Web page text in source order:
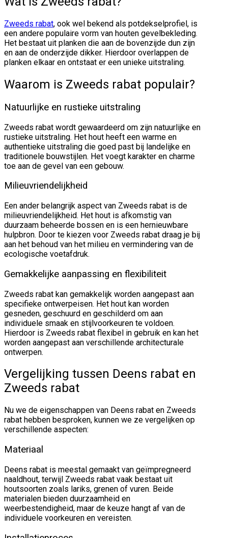
Zweeds rabat, ook wel bekend als potdekselprofiel, is
een andere populaire vorm van houten gevelbekleding.
Het bestaat uit planken die aan de bovenzijde dun zijn
en aan de onderzijde dikker. Hierdoor overlappen de
planken elkaar en ontstaat er een unieke uitstraling.
Waarom is Zweeds rabat populair?
Natuurlijke en rustieke uitstraling
Zweeds rabat wordt gewaardeerd om zijn natuurlijke en
rustieke uitstraling. Het hout heeft een warme en
authentieke uitstraling die goed past bij landelijke en
traditionele bouwstijlen. Het voegt karakter en charme
toe aan de gevel van een gebouw.
Milieuvriendelijkheid
Een ander belangrijk aspect van Zweeds rabat is de
milieuvriendelijkheid. Het hout is afkomstig van
duurzaam beheerde bossen en is een hernieuwbare
hulpbron. Door te kiezen voor Zweeds rabat draag je bij
aan het behoud van het milieu en vermindering van de
ecologische voetafdruk.
Gemakkelijke aanpassing en flexibiliteit
Zweeds rabat kan gemakkelijk worden aangepast aan
specifieke ontwerpeisen. Het hout kan worden
gesneden, geschuurd en geschilderd om aan
individuele smaak en stijlvoorkeuren te voldoen.
Hierdoor is Zweeds rabat flexibel in gebruik en kan het
worden aangepast aan verschillende architecturale
ontwerpen.
Vergelijking tussen Deens rabat en
Zweeds rabat
Nu we de eigenschappen van Deens rabat en Zweeds
rabat hebben besproken, kunnen we ze vergelijken op
verschillende aspecten:
Materiaal
Deens rabat is meestal gemaakt van geïmpregneerd
naaldhout, terwijl Zweeds rabat vaak bestaat uit
houtsoorten zoals lariks, grenen of vuren. Beide
materialen bieden duurzaamheid en
weerbestendigheid, maar de keuze hangt af van de
individuele voorkeuren en vereisten.